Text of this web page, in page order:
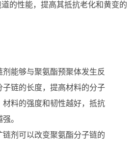
的性能，提高其抵抗老化和黄变的
剂能够与聚氨酯预聚体发生反
子链的长度，提高材料的分子
材料的强度和韧性越好，抵抗
。
链剂可以改变聚氨酯分子链的